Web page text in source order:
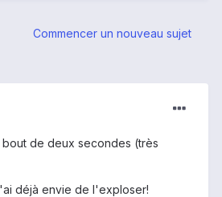
Commencer un nouveau sujet
bout de deux secondes (très
déjà envie de l'exploser!